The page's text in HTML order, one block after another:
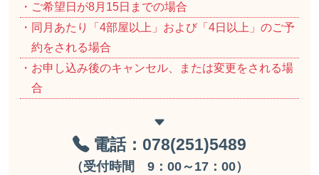
・ご希望日が8月15日までの場合
・同月あたり「4部屋以上」および「4日以上」のご予
約をされる場合
・お申し込み後のキャンセル、または変更をされる場
合
電話：078(251)5489
（受付時間 9：00～17：00）